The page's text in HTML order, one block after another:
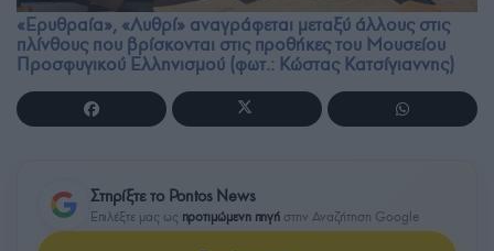
«Ερυθραία», «Λυθρί» αναγράφεται μεταξύ άλλους στις
πλίνθους που βρίσκονται στις προθήκες του Μουσείου
Προσφυγικού Ελληνισμού (φωτ.: Κώστας Κατσίγιαννης)
Στηρίξτε το Pontos News
Επιλέξτε μας ως προτιμώμενη πηγή στην Αναζήτηση Google